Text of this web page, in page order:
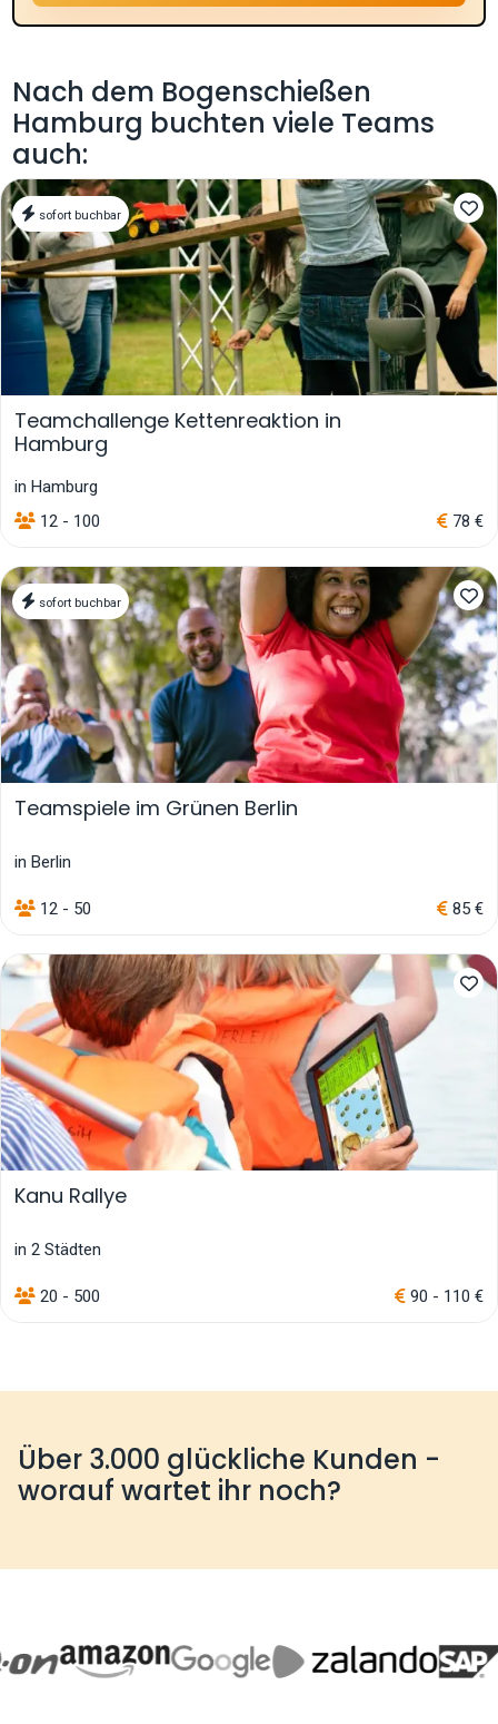
Nach dem Bogenschießen
Hamburg buchten viele Teams
auch:
sofort buchbar
Teamchallenge Kettenreaktion in
Hamburg
in Hamburg
12 - 100
78 €
sofort buchbar
Teamspiele im Grünen Berlin
in Berlin
12 - 50 85 €
Kanu Rallye
in 2 Städten
20 - 500 90 - 110 €
Über 3.000 glückliche Kunden -
worauf wartet ihr noch?